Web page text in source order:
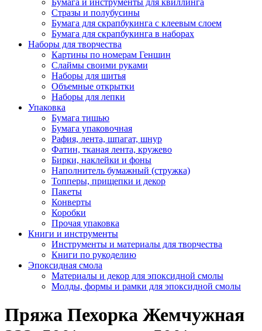
Стразы и полубусины
Бумага для скрапбукинга с клеевым слоем
Бумага для скрапбукинга в наборах
Наборы для творчества
Картины по номерам Геншин
Слаймы своими руками
Наборы для шитья
Объемные открытки
Наборы для лепки
Упаковка
Бумага тишью
Бумага упаковочная
Рафия, лента, шпагат, шнур
Фатин, тканая лента, кружево
Бирки, наклейки и фоны
Наполнитель бумажный (стружка)
Топперы, прищепки и декор
Пакеты
Конверты
Коробки
Прочая упаковка
Книги и инструменты
Инструменты и материалы для творчества
Книги по рукоделию
Эпоксидная смола
Материалы и декор для эпоксидной смолы
Молды, формы и рамки для эпоксидной смолы
Пряжа Пехорка Жемчужная